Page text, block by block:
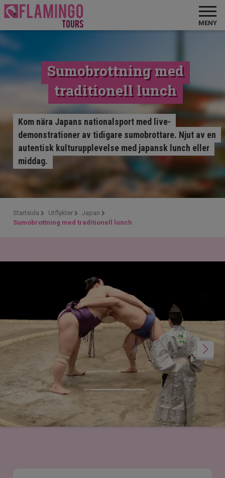
MENY
Sumobrottning med
traditionell lunch
Kom nära Japans nationalsport med live-
demonstrationer av tidigare sumobrottare. Njut av en
autentisk kulturupplevelse med japansk lunch eller
middag.
Startsida Utflykter
Japan
Sumobrottning med traditionell lunch